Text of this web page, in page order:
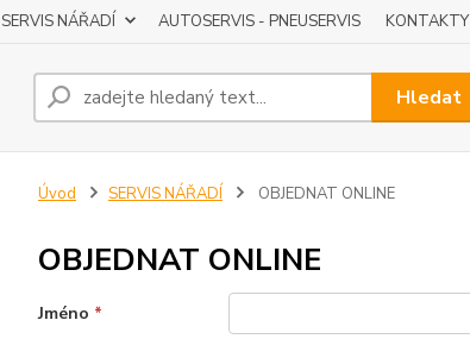
SERVIS NÁŘADÍ AUTOSERVIS - PNEUSERVIS KONTAKTY
Hledat
Úvod SERVIS NÁŘADÍ OBJEDNAT ONLINE
OBJEDNAT ONLINE
Jméno *